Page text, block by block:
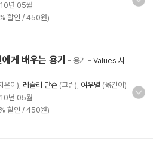
년 05월
할인 / 450원)
게 배우는 용기 - 용기 - Values 시
은이), 레슬리 단슨 (그림), 여우별 (옮긴이)
년 05월
할인 / 450원)